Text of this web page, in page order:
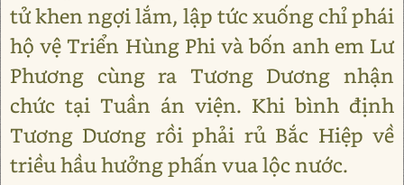
tử khen ngợi lắm, lập tức xuống chỉ phái
hộ vệ Triển Hùng Phi và bốn anh em Lư
Phương cùng ra Tương Dương nhận
chức tại Tuần án viện. Khi bình định
Tương Dương rồi phải rủ Bắc Hiệp về
triều hầu hưởng phấn vua lộc nước.